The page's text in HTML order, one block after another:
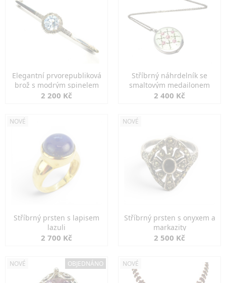
Elegantní prvorepubliková
brož s modrým spinelem
2 200 Kč
Stříbrný náhrdelník se
smaltovým medailonem
2 400 Kč
NOVÉ
Stříbrný prsten s lapisem
lazuli
2 700 Kč
NOVÉ
Stříbrný prsten s onyxem a
markazity
2 500 Kč
NOVÉ OBJEDNÁNO NOVÉ